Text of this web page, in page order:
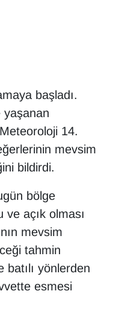
başladı.
yaşanan
14.
mevsim
bildirdi.
bölge
açık olması
mevsim
tahmin
batılı yönlerden
esmesi